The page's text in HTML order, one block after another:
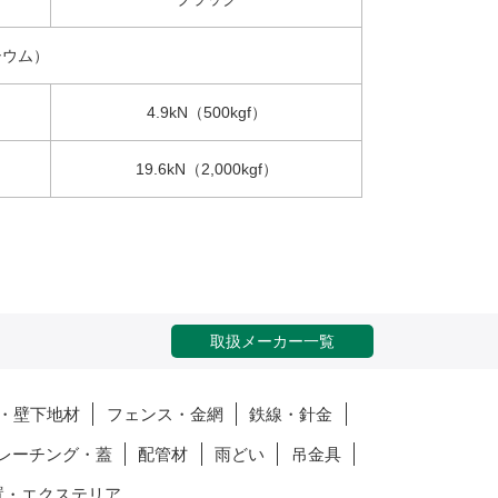
ム）
4.9kN（500kgf）
19.6kN（2,000kgf）
取扱メーカー一覧
壁下地材 フェンス・金網 鉄線・針金
ーチング・蓋 配管材 雨どい 吊金具